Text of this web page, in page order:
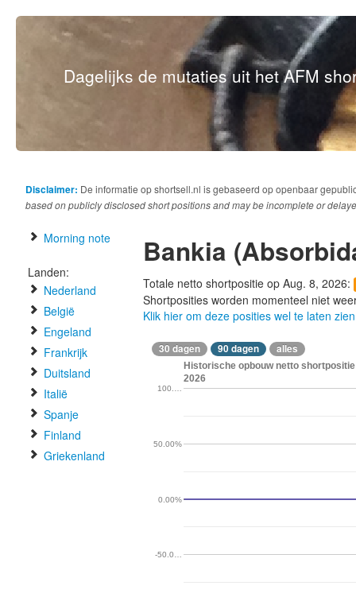
Dagelijks de mutaties uit het AFM
Disclaimer: De informatie op shortsell.nl is gebaseerd op openbaar
based on publicly disclosed short positions and may be incomplete or
Morning note
Landen:
Nederland
België
Engeland
Frankrijk
Duitsland
Italië
Spanje
Finland
Griekenland
Bankia
Totale netto shortpositie op Aug. 8, 2026:
Shortposities worden momenteel niet
Klik hier om deze posities wel te laten zien
30 dagen 90 dagen alles
Historische opbouw netto
2026
-50.0…
0.00%
50.00%
100.…